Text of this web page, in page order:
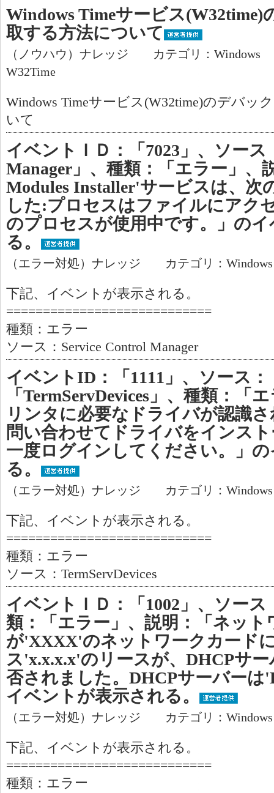
Windows Timeサービス
取する方法について
（ノウハウ）ナレッジ カテゴリ：Windows
W32Time
Windows Timeサービス(W32time)のデバッ
いて
イベントＩＤ：「7023」、ソース
Manager」、種類：「エラー」、
Modules Installer'サービスは、次
した:プロセスはファイルにアク
のプロセスが使用中です。」の
る。
（エラー対処）ナレッジ カテゴリ：
下記、イベントが表示される。
============================
種類：エラー
ソース：Service Control Manager
イベントID：「1111」、ソース：
「TermServDevices」、種類：「
リンタに必要なドライバが認識
問い合わせてドライバをインス
一度ログインしてください。」
る。
（エラー対処）ナレッジ カテゴリ：
下記、イベントが表示される。
============================
種類：エラー
ソース：TermServDevices
イベントＩＤ：「1002」、ソース
類：「エラー」、説明：「ネット
が'XXXX'のネットワークカード
ス'x.x.x.x'のリースが、DHCPサ
否されました。DHCPサーバー
イベントが表示される。
（エラー対処）ナレッジ カテゴリ：
下記、イベントが表示される。
============================
種類：エラー